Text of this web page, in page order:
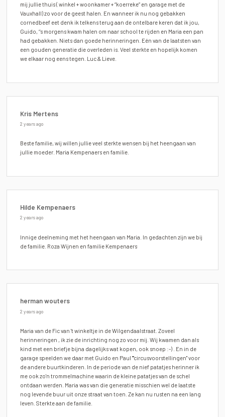
mij jullie thuis ( winkel + woonkamer + “koerreke” en garage met de
Vauxhall) zo voor de geest halen. En wanneer ik nu nog gebakken
cornedbeef eet denk ik telkens terug aan de ontelbare keren dat ik jou,
Guido, ‘‘s morgens kwam halen om naar school te rijden en Maria een pan
had gebakken. Niets dan goede herinneringen. Eén van de laatsten van
een gouden generatie die overleden is. Veel sterkte en hopelijk komen
we elkaar nog eens tegen. Luc & Lieve.
Kris Mertens
2 years ago
Beste familie, wij willen jullie veel sterkte wensen bij het heengaan van
jullie moeder. Maria Kempenaers en familie.
Hilde Kempenaers
2 years ago
Innige deelneming met het heengaan van Maria. In gedachten zijn we bij
de familie. Roza Wijnen en familie Kempenaers
herman wouters
2 years ago
Maria van de Fic van 't winkeltje in de Wilgendaalstraat. Zoveel
herinneringen , ik zie de inrichting nog zo voor mij. Wij kwamen dan als
kind met een briefje bijna dagelijks wat kopen, ook snoep :-) . En in de
garage speelden we daar met Guido en Paul ""circusvoorstellingen" voor
de andere buurtkinderen. In de periode van de nief patatjes herinner ik
me ook zo'n trommelmachine waarin de kleine patatjes van de schel
ontdaan werden. Maria was van die generatie misschien wel de laatste
nog levende buur uit onze straat van toen. Ze kan nu rusten na een lang
leven. Sterkte aan de familie.